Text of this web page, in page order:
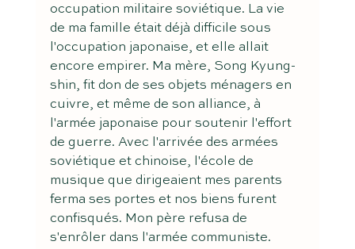
occupation militaire soviétique. La vie
de ma famille était déjà difficile sous
l'occupation japonaise, et elle allait
encore empirer. Ma mère, Song Kyung-
shin, fit don de ses objets ménagers en
cuivre, et même de son alliance, à
l'armée japonaise pour soutenir l'effort
de guerre. Avec l'arrivée des armées
soviétique et chinoise, l'école de
musique que dirigeaient mes parents
ferma ses portes et nos biens furent
confisqués. Mon père refusa de
s'enrôler dans l'armée communiste.